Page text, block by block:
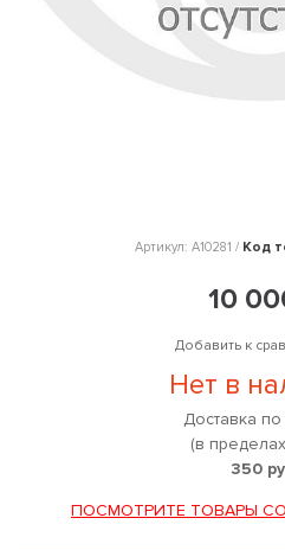
Артикул: A10281 / Код
10
Добавить к
Нет в
Доставка
(в
350
ПОСМОТРИТЕ ТОВАРЫ СО